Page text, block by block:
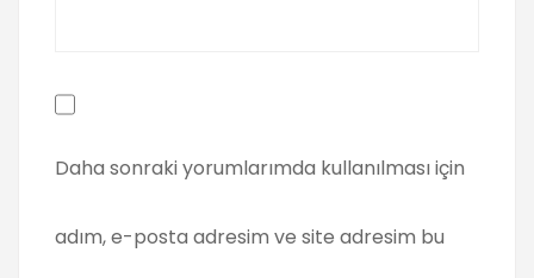
Daha sonraki yorumlarımda kullanılması için
adım, e-posta adresim ve site adresim bu